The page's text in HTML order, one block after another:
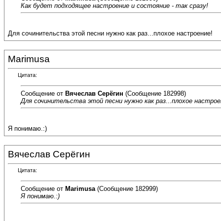
Как будет подходящее настроение и состояние - так сразу!
Для сочинительства этой песни нужно как раз...плохое настроение!
Marimusa
Цитата:
Сообщение от Вячеслав Серёгин (Сообщение 182998)
Для сочинительства этой песни нужно как раз...плохое
Я понимаю.:)
Вячеслав Серёгин
Цитата:
Сообщение от Marimusa (Сообщение 182999)
Я понимаю.:)